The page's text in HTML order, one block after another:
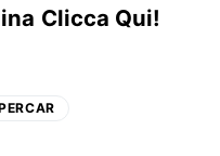
Clicca Qui!